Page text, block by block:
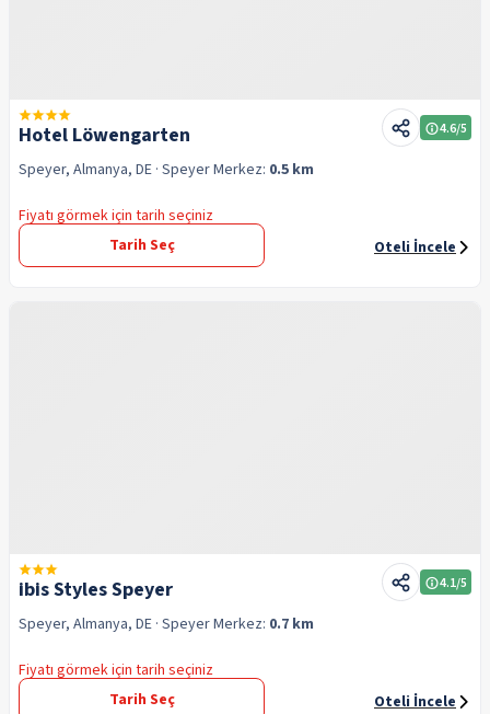
Hotel Löwengarten 4.6/5
Speyer, Almanya, DE · SpeyerMerkez: 0.5 km
Fiyatı görmek için tarih seçiniz
Tarih Seç
Oteli İncele
ibis Styles Speyer 4.1/5
Speyer, Almanya, DE · SpeyerMerkez: 0.7 km
Fiyatı görmek için tarih seçiniz
Tarih Seç
Oteli İncele